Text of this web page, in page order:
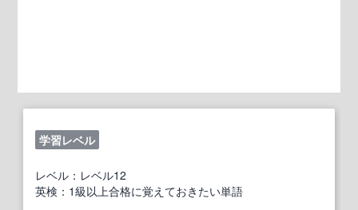
学習レベル
レベル：レベル12
英検：1級以上合格に覚えておきたい単語